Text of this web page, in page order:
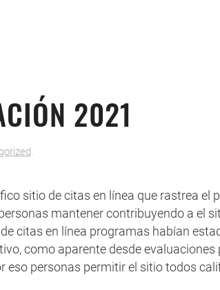
2021
.
sitio de citas en línea que rastrea
mantener contribuyendo a el
citas en línea programas habían
como aparente desde
personas permitir el sitio todos